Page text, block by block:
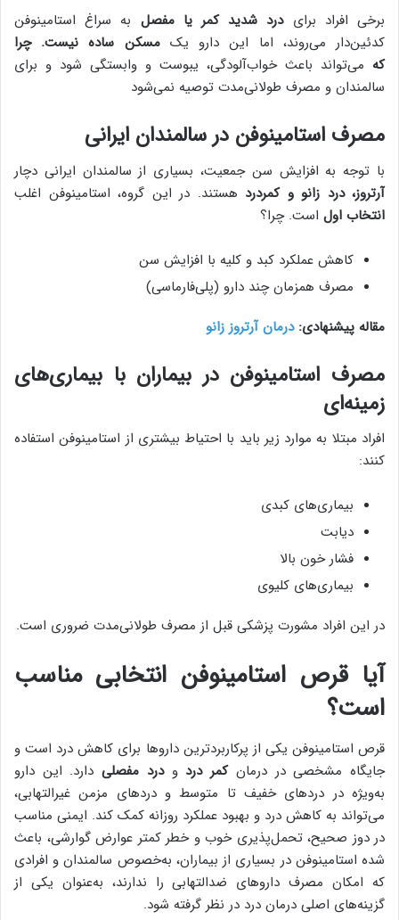
برخی افراد برایدرد شدید کمر یا مفصل به سراغ استامینوفن
کدئین‌دار می‌روند، اما این دارو یکمسکن ساده نیست. چرا
که می‌تواند باعث خواب‌آلودگی، یبوست و وابستگی شود و برای
سالمندان و مصرف طولانی‌مدت توصیه نمی‌شود
مصرف استامینوفن در سالمندان ایرانی
با توجه به افزایش سن جمعیت، بسیاری از سالمندان ایرانی دچار
آرتروز، درد زانو و کمردرد هستند. در این گروه، استامینوفن اغلب
انتخاب اول است. چرا؟
کاهش عملکرد کبد و کلیه با افزایش سن
مصرف همزمان چند دارو (پلی‌فارماسی)
مقاله پیشنهادی:درمان آرتروز زانو
مصرف استامینوفن در بیماران با بیماری‌های
زمینه‌ای
افراد مبتلا به موارد زیر باید با احتیاط بیشتری از استامینوفن استفاده
کنند:
بیماری‌های کبدی
دیابت
فشار خون بالا
بیماری‌های کلیوی
در این افراد مشورت پزشکی قبل از مصرف طولانی‌مدت ضروری است.
آیا قرص استامینوفن انتخابی مناسب
است؟
قرص استامینوفن یکی از پرکاربردترین داروها برای کاهش درد است و
جایگاه مشخصی در درمانکمر درد ودرد مفصلیدارد. این دارو
به‌ویژه در دردهای خفیف تا متوسط و دردهای مزمن غیرالتهابی،
می‌تواند به کاهش درد و بهبود عملکرد روزانه کمک کند. ایمنی مناسب
در دوز صحیح، تحمل‌پذیری خوب و خطر کمتر عوارض گوارشی، باعث
شده استامینوفن در بسیاری از بیماران، به‌خصوص سالمندان و افرادی
که امکان مصرف داروهای ضدالتهابی را ندارند، به‌عنوان یکی از
گزینه‌های اصلی درمان درد در نظر گرفته شود.